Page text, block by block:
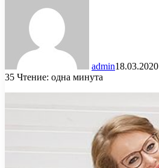
admin18.03.2020
35 Чтение: одна минута